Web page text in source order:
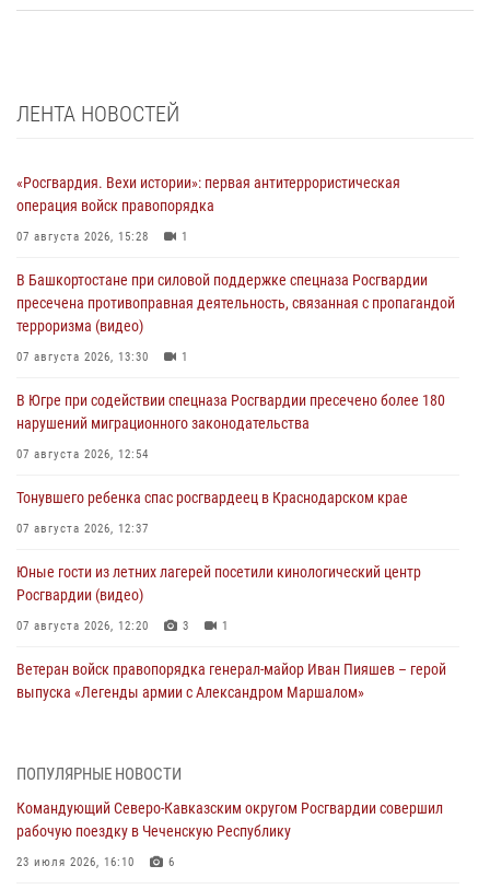
ЛЕНТА НОВОСТЕЙ
«Росгвардия. Вехи истории»: первая антитеррористическая
операция войск правопорядка
07 августа 2026, 15:28 1
В Башкортостане при силовой поддержке спецназа Росгвардии
пресечена противоправная деятельность, связанная с пропагандой
терроризма (видео)
07 августа 2026, 13:30 1
В Югре при содействии спецназа Росгвардии пресечено более 180
нарушений миграционного законодательства
07 августа 2026, 12:54
Тонувшего ребенка спас росгвардеец в Краснодарском крае
07 августа 2026, 12:37
Юные гости из летних лагерей посетили кинологический центр
Росгвардии (видео)
07 августа 2026, 12:20 3 1
Ветеран войск правопорядка генерал-майор Иван Пияшев – герой
выпуска «Легенды армии с Александром Маршалом»
Представители ФСБ России по Уральскому округу Росгвардии и
Кузнецова
07 августа 2026, 12:00
ПОПУЛЯРНЫЕ НОВОСТИ
Командующий Северо-Кавказским округом Росгвардии совершил
рабочую поездку в Чеченскую Республику
23 июля 2026, 16:10 6